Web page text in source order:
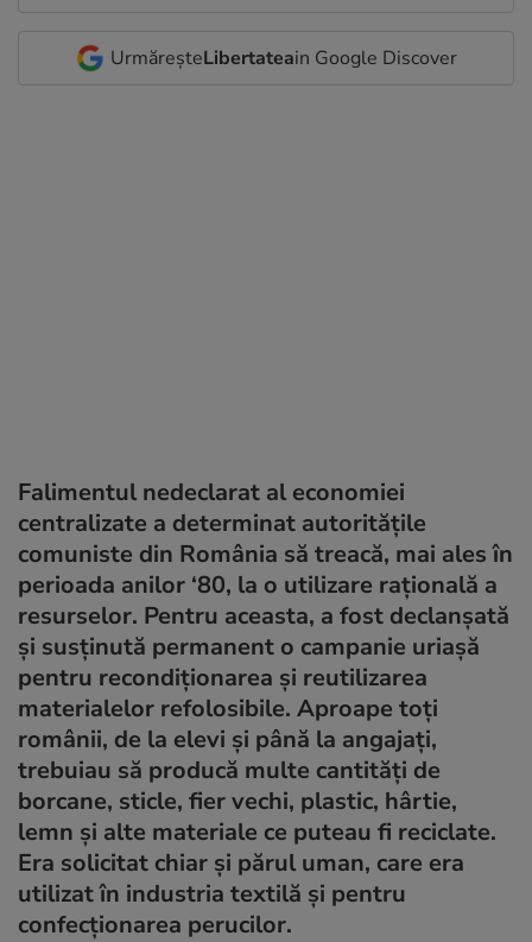
UrmăreșteLibertateain Google Discover
Falimentul nedeclarat al economiei
centralizate a determinat autoritățile
comuniste din România să treacă, mai ales în
perioada anilor ‘80, la o utilizare rațională a
resurselor. Pentru aceasta, a fost declanșată
și susținută permanent o campanie uriașă
pentru recondiționarea și reutilizarea
materialelor refolosibile. Aproape toți
românii, de la elevi și până la angajați,
trebuiau să producă multe cantități de
borcane, sticle, fier vechi, plastic, hârtie,
lemn și alte materiale ce puteau fi reciclate.
Era solicitat chiar și părul uman, care era
utilizat în industria textilă și pentru
confecționarea perucilor.